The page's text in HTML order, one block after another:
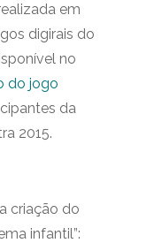
em
digirais do
no
do jogo
da
2015.
criação do
infantil”: